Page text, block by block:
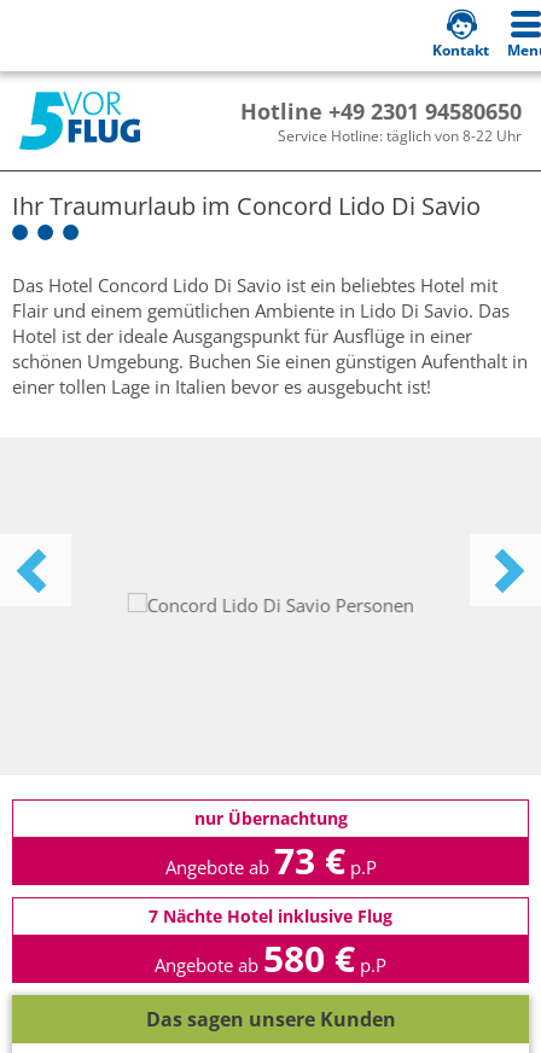
Hotline +49 2301 94580650
Service Hotline: täglich von 8-22 Uhr
Kontakt
Ihr Traumurlaub im Concord Lido Di Savio
Das Hotel Concord Lido Di Savio ist ein beliebtes Hotel mit
Flair und einem gemütlichen Ambiente in Lido Di Savio. Das
Hotel ist der ideale Ausgangspunkt für Ausflüge in einer
schönen Umgebung. Buchen Sie einen günstigen Aufenthalt in
einer tollen Lage in Italien bevor es ausgebucht ist!
nur Übernachtung
Angebote ab 73 € p.P
7 Nächte Hotel inklusive Flug
Angebote ab 580 € p.P
Das sagen unsere Kunden